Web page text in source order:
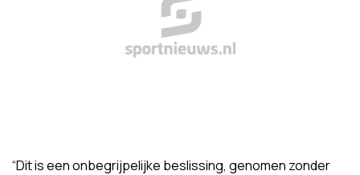
“Dit is een onbegrijpelijke beslissing, genomen zonder